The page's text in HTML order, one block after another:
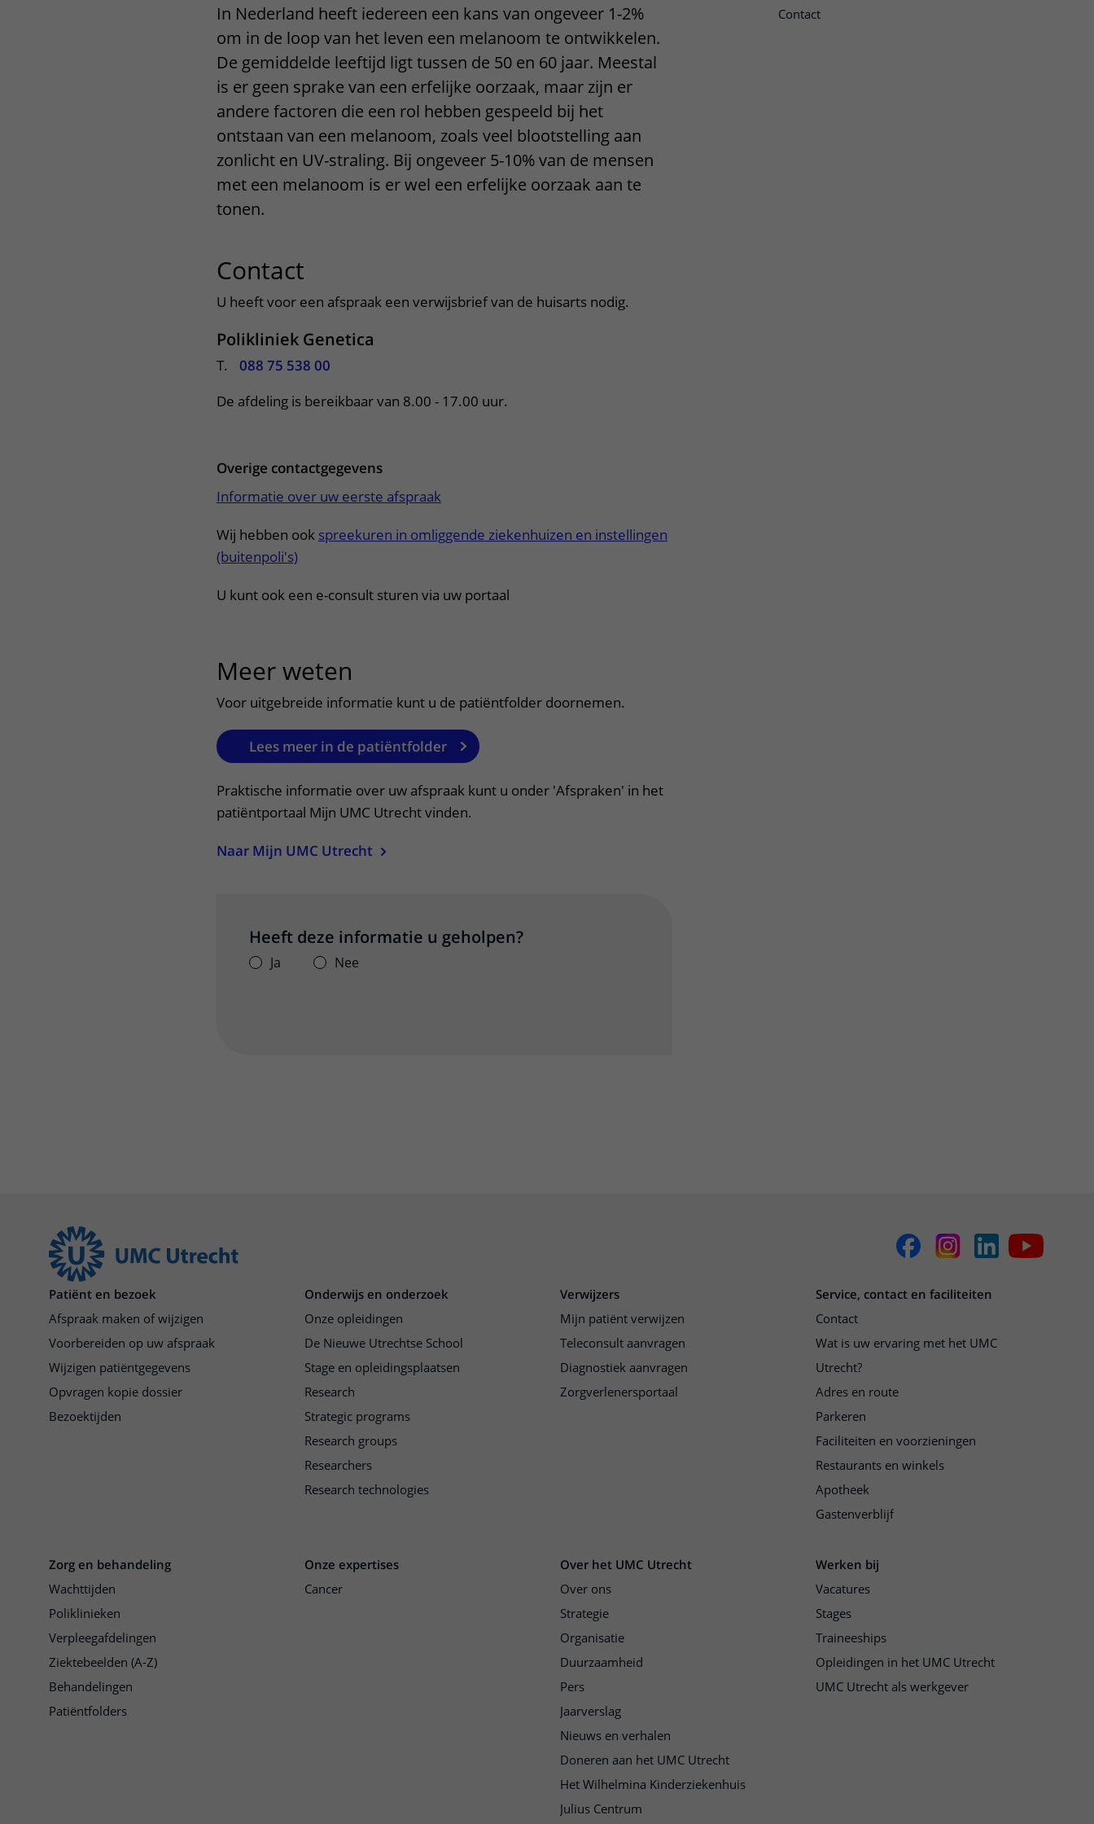
Bezoektijden
Wijzigen patiëntgegevens
Contact met verpleegafdeling
Het Wilhelmina
Kinderziekenhuis
Contact
In Nederland heeft iedereen een kans van ongeveer 1-2%
om in de loop van het leven een melanoom te ontwikkelen.
De gemiddelde leeftijd ligt tussen de 50 en 60 jaar. Meestal
is er geen sprake van een erfelijke oorzaak, maar zijn er
andere factoren die een rol hebben gespeeld bij het
ontstaan van een melanoom, zoals veel blootstelling aan
zonlicht en UV-straling. Bij ongeveer 5-10% van de mensen
met een melanoom is er wel een erfelijke oorzaak aan te
tonen.
Contact
U heeft voor een afspraak een verwijsbrief van de huisarts nodig.
Polikliniek Genetica
T.
088 75 538 00
De afdeling is bereikbaar van 8.00 - 17.00 uur.
Overige contactgegevens
Informatie over uw eerste afspraak
Wij hebben ook spreekuren in omliggende ziekenhuizen en instellingen
(buitenpoli's)
U kunt ook een e-consult sturen via uw portaal
Meer weten
Voor uitgebreide informatie kunt u de patiëntfolder doornemen.
Lees meer in de patiëntfolder
Praktische informatie over uw afspraak kunt u onder 'Afspraken' in het
patiëntportaal Mijn UMC Utrecht vinden.
Naar Mijn UMC Utrecht
Heeft deze informatie u geholpen?
Ja Nee
Patiënt en bezoek
Afspraak maken of wijzigen
Voorbereiden op uw afspraak
Wijzigen patiëntgegevens
Opvragen kopie dossier
Bezoektijden
Onderwijs en onderzoek
Onze opleidingen
De Nieuwe Utrechtse School
Stage en opleidingsplaatsen
Research
Strategic programs
Research groups
Researchers
Research technologies
Verwijzers
Mijn patiënt verwijzen
Teleconsult aanvragen
Diagnostiek aanvragen
Zorgverlenersportaal
Service, contact en faciliteiten
Contact
Wat is uw ervaring met het UMC
Utrecht?
Adres en route
Parkeren
Faciliteiten en voorzieningen
Restaurants en winkels
Apotheek
Gastenverblijf
Zorg en behandeling
Wachttijden
Poliklinieken
Verpleegafdelingen
Ziektebeelden (A-Z)
Behandelingen
Patiëntfolders
Onze expertises
Cancer
Over het UMC Utrecht
Over ons
Strategie
Organisatie
Duurzaamheid
Pers
Jaarverslag
Nieuws en verhalen
Doneren aan het UMC Utrecht
Het Wilhelmina Kinderziekenhuis
Julius Centrum
Werken bij
Vacatures
Stages
Traineeships
Opleidingen in het UMC Utrecht
UMC Utrecht als werkgever